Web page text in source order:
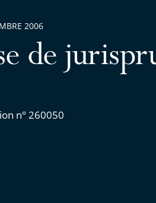
de
n° 260050
2006